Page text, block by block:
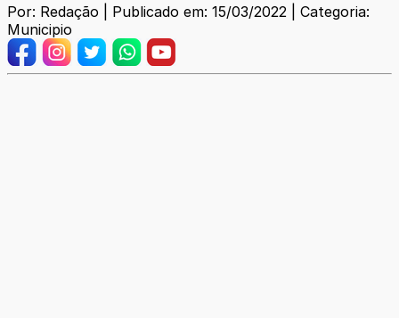
Por: Redação | Publicado em: 15/03/2022 | Categoria:
Municipio